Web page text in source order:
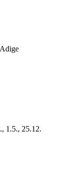
1.5., 25.12.